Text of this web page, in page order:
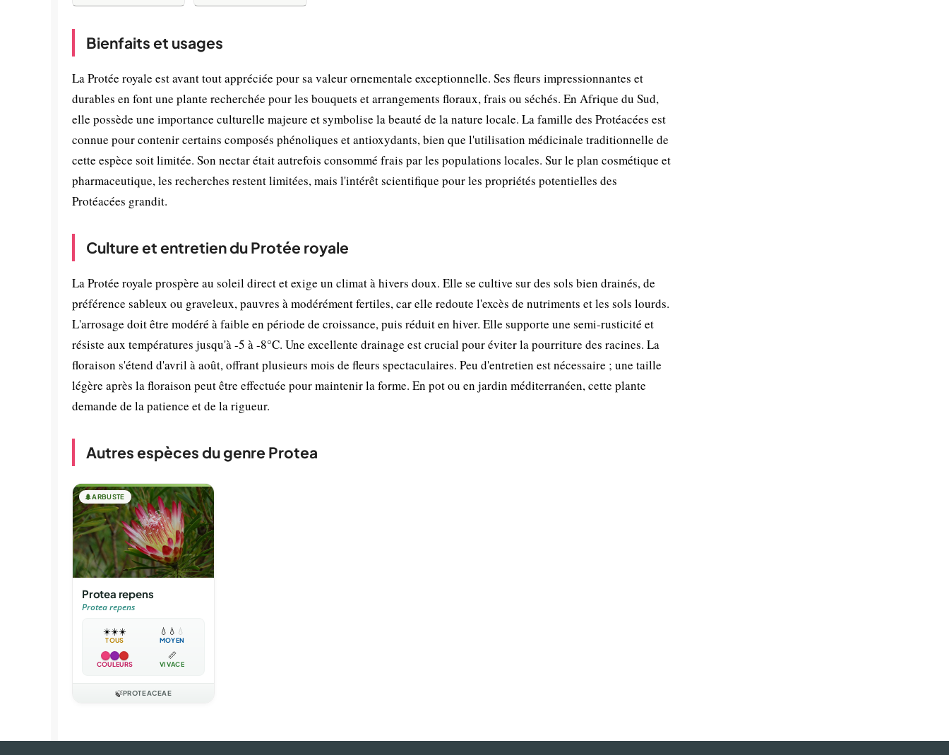
Bienfaits et usages
La Protée royale est avant tout appréciée pour sa valeur ornementale exceptionnelle. Ses fleurs impressionnantes et
durables en font une plante recherchée pour les bouquets et arrangements floraux, frais ou séchés. En Afrique du Sud,
elle possède une importance culturelle majeure et symbolise la beauté de la nature locale. La famille des Protéacées est
connue pour contenir certains composés phénoliques et antioxydants, bien que l'utilisation médicinale traditionnelle de
cette espèce soit limitée. Son nectar était autrefois consommé frais par les populations locales. Sur le plan cosmétique et
pharmaceutique, les recherches restent limitées, mais l'intérêt scientifique pour les propriétés potentielles des
Protéacées grandit.
Culture et entretien du Protée royale
La Protée royale prospère au soleil direct et exige un climat à hivers doux. Elle se cultive sur des sols bien drainés, de
préférence sableux ou graveleux, pauvres à modérément fertiles, car elle redoute l'excès de nutriments et les sols lourds.
L'arrosage doit être modéré à faible en période de croissance, puis réduit en hiver. Elle supporte une semi-rusticité et
résiste aux températures jusqu'à -5 à -8°C. Une excellente drainage est crucial pour éviter la pourriture des racines. La
floraison s'étend d'avril à août, offrant plusieurs mois de fleurs spectaculaires. Peu d'entretien est nécessaire ; une taille
légère après la floraison peut être effectuée pour maintenir la forme. En pot ou en jardin méditerranéen, cette plante
demande de la patience et de la rigueur.
Autres espèces du genre Protea
🌲ARBUSTE
Protea repens
Protea repens
☀️☀️☀️
TOUS
💧 💧 💧
MOYEN
COULEURS
📏
VIVACE
🍃PROTEACEAE